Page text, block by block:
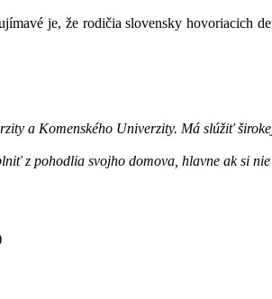
je, že rodičia slovensky hovoriacich
a Komenského Univerzity. Má slúžiť
z pohodlia svojho domova, hlavne ak si